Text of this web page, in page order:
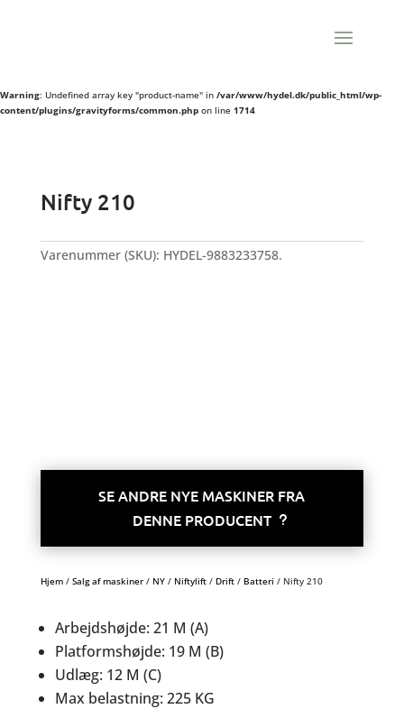
Warning: Undefined array key "product-name" in /var/www/hydel.dk/public_html/wp-
content/plugins/gravityforms/common.php on line 1714
Nifty 210
Varenummer (SKU): HYDEL-9883233758.
SE ANDRE NYE MASKINER FRA
DENNE PRODUCENT
Hjem/ Salg af maskiner/ NY/ Niftylift/ Drift/ Batteri / Nifty 210
Arbejdshøjde: 21 M (A)
Platformshøjde: 19 M (B)
Udlæg: 12 M (C)
Max belastning: 225 KG